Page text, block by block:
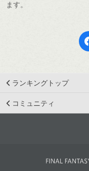
ます。
ランキングトップ
コミュニティ